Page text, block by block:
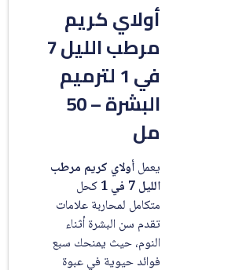
أولاي كريم
مرطب الليل 7
في 1 لترميم
البشرة – 50
مل
يعملأولاي كريم مرطب
الليل 7 في 1
كحل
متكامل لمحاربة علامات
تقدم سن البشرة أثناء
النوم، حيث يمنحك سبع
فوائد حيوية في عبوة